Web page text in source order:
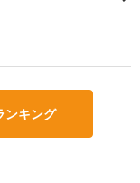
ンキング